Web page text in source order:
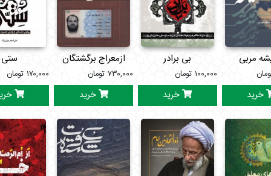
مربی
خرید
بی برادر
۱۰۰,۰۰۰ تومان
خرید
ازمعراج برگشتگان
جلداول ۷۳۰,۰۰۰ تومان
خرید
ستی
۱۷۰,۰۰۰ تومان